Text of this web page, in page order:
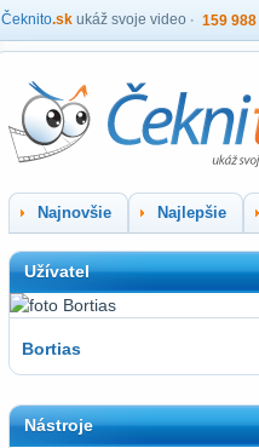
Čeknito.sk ukáž svoje video 159 988
Najnovšie Najlepšie
Užívatel
Bortias
Nástroje